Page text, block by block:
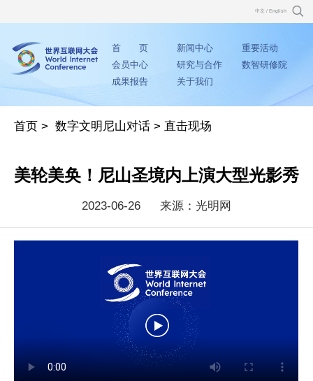
中文 / English
首 页 新闻中心
重要活动
会员中心
研究与合作
数智研修院
成果报告
关于我们
首页 > 数字文明尼山对话 > 直击现场
美轮美奂！尼山圣境内上演大型光影秀
2023-06-26 来源：光明网